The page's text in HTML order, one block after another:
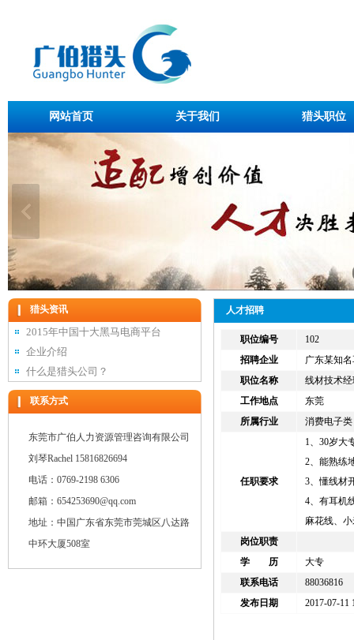
网站首页 关于我们 猎头职位
猎头资讯
2015年中国十大黑马电商平台
企业介绍
什么是猎头公司？
联系方式
东莞市广伯人力资源管理咨询有限公司
刘琴Rachel 15816826694
电话：0769-2198 6306
邮箱：654253690@qq.com
地址：中国广东省东莞市莞城区八达路
中环大厦508室
人才招聘
职位编号
102
招聘企业
广东某知
职位名称
线材技术
工作地点
东莞
所属行业
消费电子类
任职要求
1、30岁大
2、能熟练
3、懂线材
4、有耳机
麻花线、
岗位职责
学 历
大专
联系电话
88036816
发布日期
2017-07-11